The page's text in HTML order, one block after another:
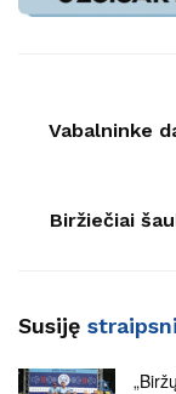
Vabalninke
Biržiečiai
Susiję